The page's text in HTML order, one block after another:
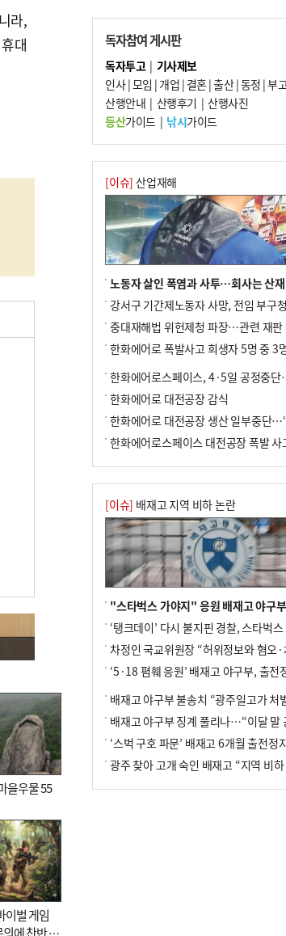
라,
대
을우물 55
이벌 게임
의에 찬반 논
7
부울경 주말부터 비소식…‘극한 폭염
꺾일 듯
8
피란마을 67년 역사인데…전교생 24
미초 통폐합 기로
9
외국인 선원 ‘인신매매 경유지’ 된 부
우려가 현실로
10 부산 청소년 극지탐험대 8인, 열흘간
구석구석 누빈다
독자참여 게시판
독자투고| 기사제보
인사|모임 | 개업 | 결혼|출산|동정 |부
산행안내 | 산행후기 | 산행사진
등산가이드| 낚시가이드
[이슈] 산업재해
한화에어로 대전공장 감식
[이슈] 배재고 지역 비하 논란